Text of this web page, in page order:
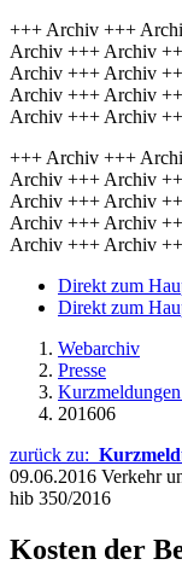
+++ Archiv +++
Archiv +++ Archiv
Archiv +++ Archiv
Archiv +++ Archiv
Archiv +++ Archiv
+++ Archiv +++
Archiv +++ Archiv
Archiv +++ Archiv
Archiv +++ Archiv
Archiv +++ Archiv
Direkt zum
Direkt zum
Webarchiv
Presse
201606
zurück zu:
09.06.2016 Verkehr
hib 350/2016
Kosten der